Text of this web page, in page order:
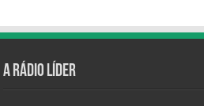
A Rádio Líder